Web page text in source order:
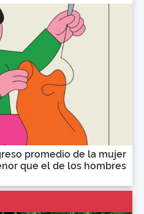
promedio de la mujer
que el de los hombres